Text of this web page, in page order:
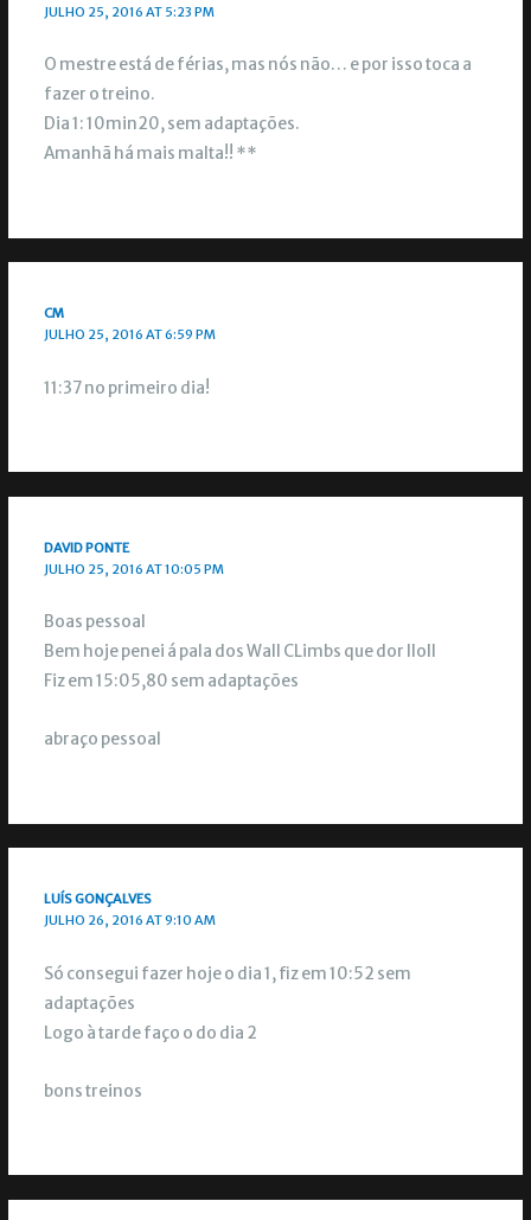
JULHO 25, 2016 AT 5:23 PM
O mestre está de férias, mas nós não… e por isso toca a
fazer o treino.
Dia 1: 10min20, sem adaptações.
Amanhã há mais malta!! **
CM
JULHO 25, 2016 AT 6:59 PM
11:37 no primeiro dia!
DAVID PONTE
JULHO 25, 2016 AT 10:05 PM
Boas pessoal
Bem hoje penei á pala dos Wall CLimbs que dor lloll
Fiz em 15:05,80 sem adaptações
abraço pessoal
LUÍS GONÇALVES
JULHO 26, 2016 AT 9:10 AM
Só consegui fazer hoje o dia 1, fiz em 10:52 sem
adaptações
Logo à tarde faço o do dia 2
bons treinos